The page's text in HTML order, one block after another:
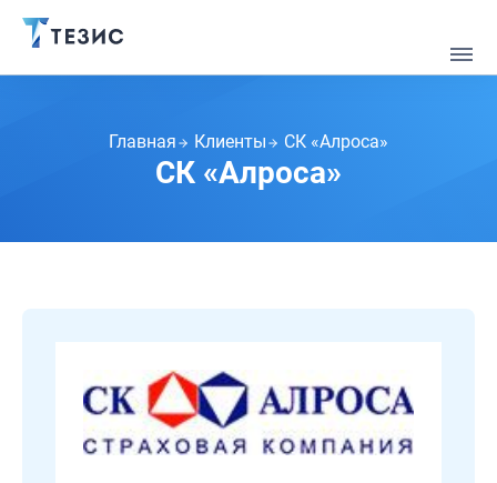
Главная Клиенты СК «Алроса»
СК «Алроса»